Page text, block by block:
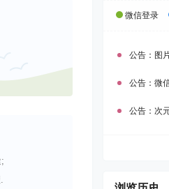
微信登录
公告： 图
公告： 微
公告： 次